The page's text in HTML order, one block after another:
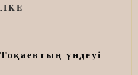
үндеуі